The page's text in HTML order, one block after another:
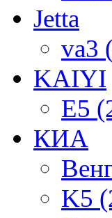
Jetta
va3
KAIYI
E5
КИА
K5